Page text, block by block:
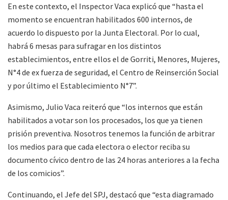
En este contexto, el Inspector Vaca explicó que “hasta el
momento se encuentran habilitados 600 internos, de
acuerdo lo dispuesto por la Junta Electoral. Por lo cual,
habrá 6 mesas para sufragar en los distintos
establecimientos, entre ellos el de Gorriti, Menores, Mujeres,
N°4 de ex fuerza de seguridad, el Centro de Reinserción Social
y por último el Establecimiento N°7”.
Asimismo, Julio Vaca reiteró que “los internos que están
habilitados a votar son los procesados, los que ya tienen
prisión preventiva. Nosotros tenemos la función de arbitrar
los medios para que cada electora o elector reciba su
documento cívico dentro de las 24 horas anteriores a la fecha
de los comicios”.
Continuando, el Jefe del SPJ, destacó que “esta diagramado